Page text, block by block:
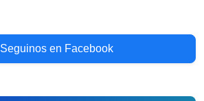
Seguinos en Facebook